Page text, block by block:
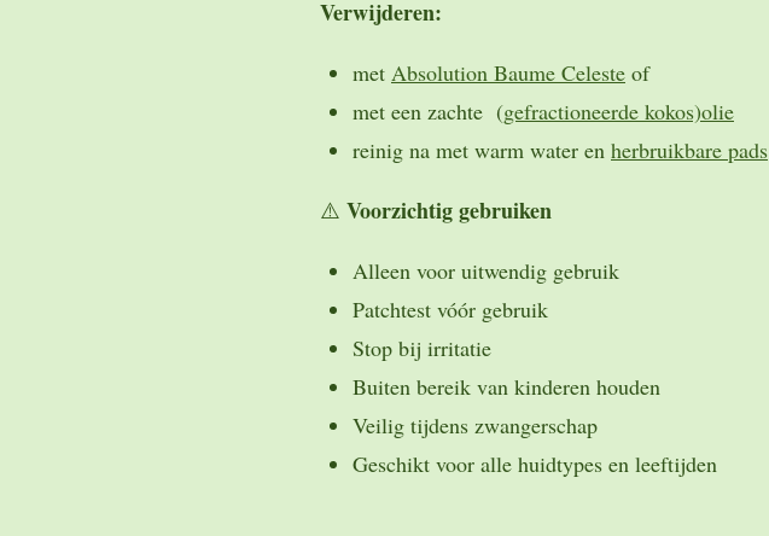
Verwijderen:
met Absolution Baume Celeste of
met een zachte (gefractioneerde kokos)olie
reinig na met warm water en herbruikbare pads
⚠️ Voorzichtig gebruiken
Alleen voor uitwendig gebruik
Patchtest vóór gebruik
Stop bij irritatie
Buiten bereik van kinderen houden
Veilig tijdens zwangerschap
Geschikt voor alle huidtypes en leeftijden